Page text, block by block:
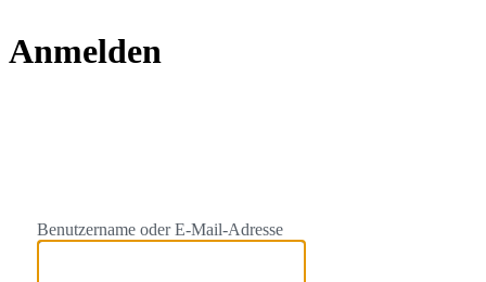
Anmelden
Benutzername oder E-Mail-Adresse